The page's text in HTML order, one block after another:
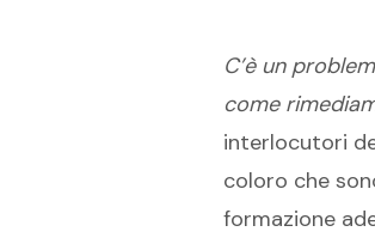
C’è un
come
interlocutori
coloro che
formazione